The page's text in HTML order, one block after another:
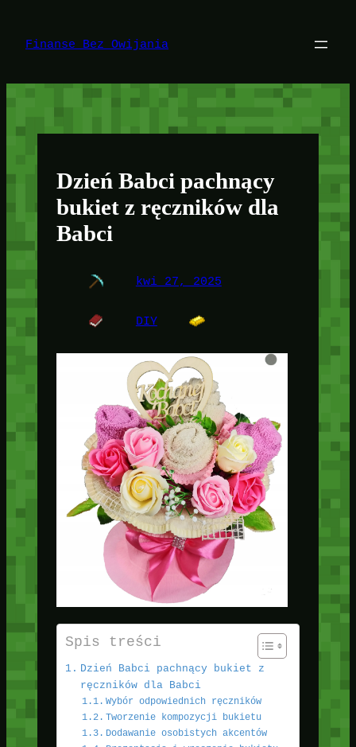
treści
Finanse Bez Owijania
Dzień Babci pachnący
bukiet z ręczników dla
Babci
kwi 27, 2025
DIY
Spis treści
Dzień Babci pachnący bukiet z
ręczników dla Babci
Wybór odpowiednich ręczników
Tworzenie kompozycji bukietu
Dodawanie osobistych akcentów